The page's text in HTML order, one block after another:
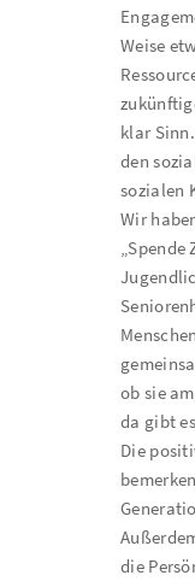
Weise
klar
den
sozialen
Wir
„Spende
ob sie
da gibt
Die
die